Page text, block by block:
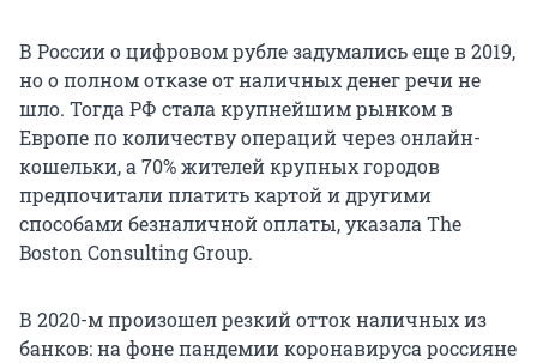
В России о цифровом рубле задумались еще в 2019,
но о полном отказе от наличных денег речи не
шло. Тогда РФ стала крупнейшим рынком в
Европе по количеству операций через онлайн-
кошельки, а 70% жителей крупных городов
предпочитали платить картой и другими
способами безналичной оплаты, указала The
Boston Consulting Group.
В 2020-м произошел резкий отток наличных из
банков: на фоне пандемии коронавируса россияне